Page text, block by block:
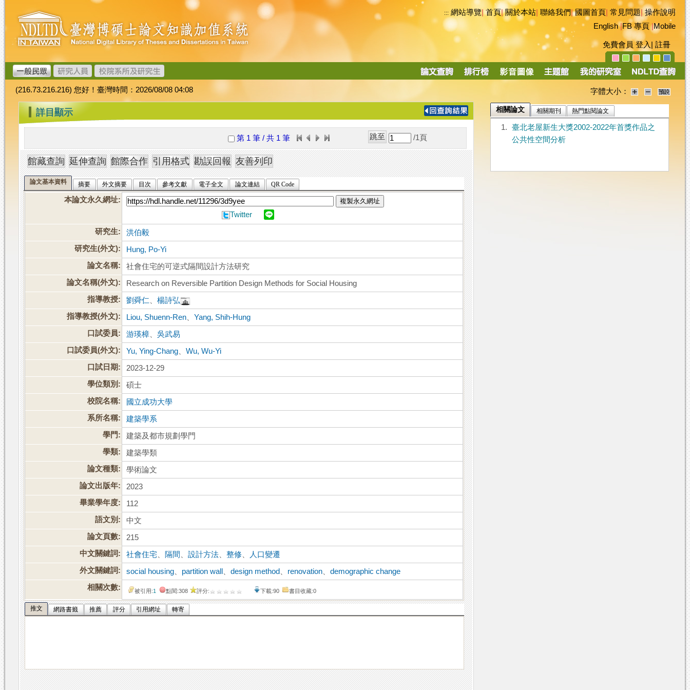
跳
到
主
要
內
容
臺
灣
博
碩
士
論
文
加
值
系
統
::: 網站導覽|首頁|關於本站 聯絡我們|國圖首頁 常見問題|操作說明
English|FB 專頁|Mobile
免費會員 登入 註冊
導
(216.73.216.216) 您好！臺灣時間：2026/08/08 04:08 字體大小：
::: 詳目顯示
第 1 筆 / 共 1 筆 /1 頁
論文基本資料 摘要 外文摘要 目次 參考文獻 電子全文 論文連結 QR Code
本論文永久網址: 複製永久網址
Twitter
研究生:
洪伯毅
研究生(外文):
Hung, Po-Yi
論文名稱:
社會住宅的可逆式隔間設計方法研究
論文名稱(外文):
Research on Reversible Partition Design Methods for Social Housing
指導教授:
劉舜仁 、楊詩弘
指導教授(外文):
Liou, Shuenn-Ren 、Yang, Shih-Hung
口試委員:
游瑛樟 、吳武易
口試委員(外文):
Yu, Ying-Chang 、Wu, Wu-Yi
口試日期:
2023-12-29
學位類別:
碩士
校院名稱:
國立成功大學
系所名稱:
建築學系
學門:
建築及都市規劃學門
學類:
建築學類
論文種類:
學術論文
論文出版年:
2023
畢業學年度:
112
語文別:
中文
論文頁數:
215
中文關鍵詞:
社會住宅 隔間 、設計方法 、整修
人口變遷
外文關鍵詞:
social housing partition wall 、design method renovation 、demographic change
相關次數:
被引用:1 點閱:308 評分: 下載:90 書目收藏:0
推文 網路書籤 推薦 評分 引用網址 轉寄
相關論文 相關期刊 熱門點閱論文
1.
臺北老屋新生大獎2002-2022年首獎作品之
公共性空間分析